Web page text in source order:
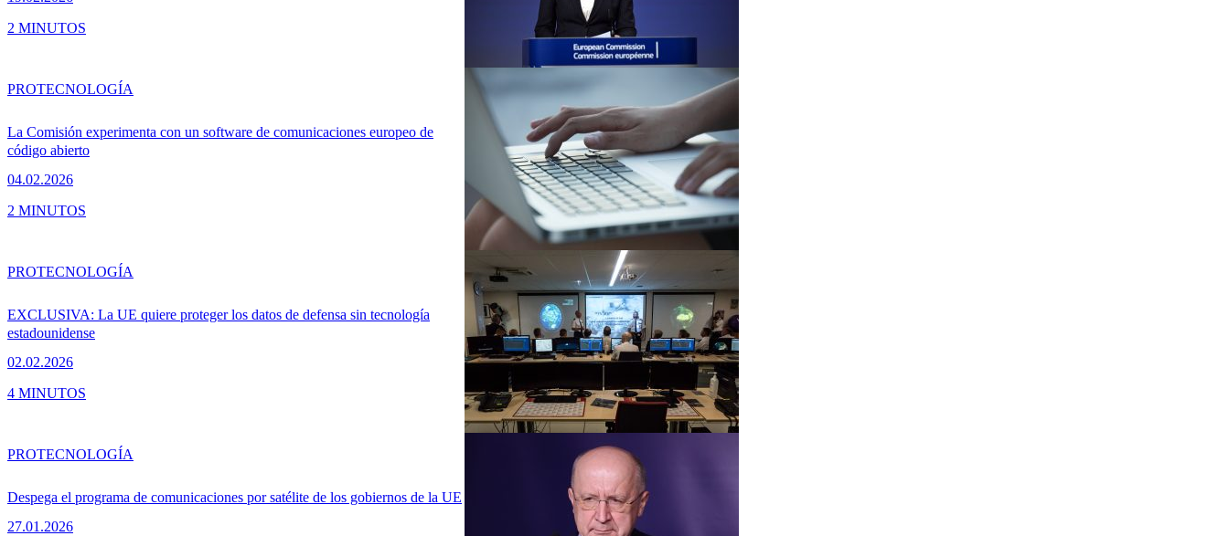
2 MINUTOS
La Comisión experimenta con un software de comunicaciones europeo de
código abierto
04.02.2026
PROTECNOLOGÍA
2 MINUTOS
EXCLUSIVA: La UE quiere proteger los datos de defensa sin tecnología
estadounidense
02.02.2026
PROTECNOLOGÍA
4 MINUTOS
Despega el programa de comunicaciones por satélite de los gobiernos de la UE
27.01.2026
PROTECNOLOGÍA